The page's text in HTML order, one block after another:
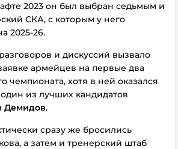
2023 он был выбран седьмым и
СКА, с которым у него
2025-26.
и дискуссий вызвало
армейцев на первые два
чемпионата, хотя в ней оказался
из лучших кандидатов
Демидов.
сразу же бросились
а затем и тренерский штаб